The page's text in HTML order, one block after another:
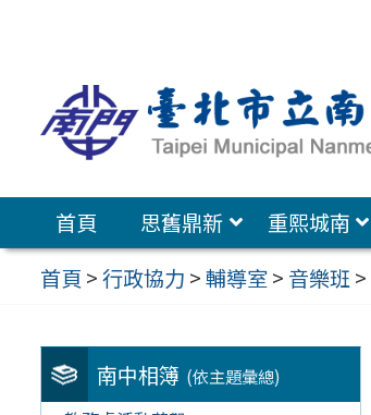
容
區
首頁 思舊鼎新 重熙城南
首頁 >行政協力 >輔導室> 音樂班>
南中相簿 (依主題彙總)